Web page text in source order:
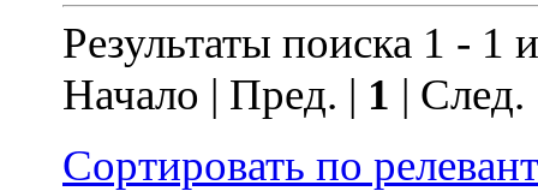
Результаты поиска 1 - 1
Начало | Пред. | 1 |
Сортировать по